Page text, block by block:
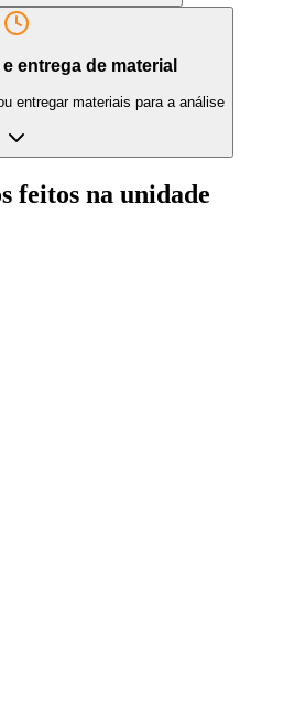
entrega de material
entregar materiais para a análise
feitos na unidade